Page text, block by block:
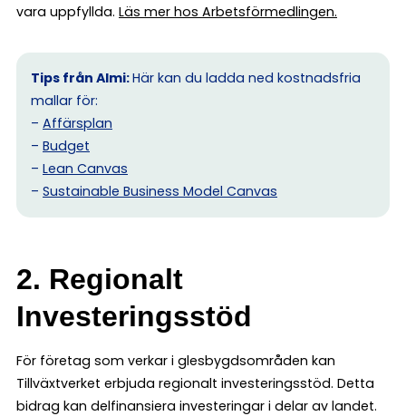
vara uppfyllda. Läs mer hos Arbetsförmedlingen.
Tips från Almi:Här kan du ladda ned kostnadsfria
mallar för:
– Affärsplan
– Budget
– Lean Canvas
– Sustainable Business Model Canvas
2. Regionalt
Investeringsstöd
För företag som verkar i glesbygdsområden kan
Tillväxtverket erbjuda regionalt investeringsstöd. Detta
bidrag kan delfinansiera investeringar i delar av landet.